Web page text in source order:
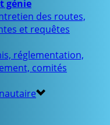
génie
des routes,
et requêtes
réglementation,
comités